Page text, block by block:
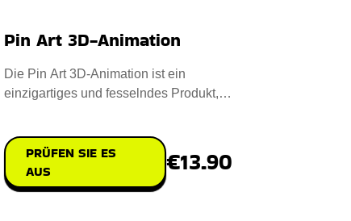
Pin Art 3D-Animation
Die Pin Art 3D-Animation ist ein
einzigartiges und fesselndes Produkt,
PRÜFEN SIE ES
AUS
€13.90